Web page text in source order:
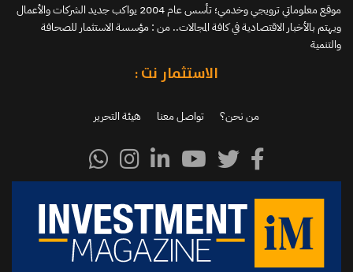
موقع معلوماتي ترويجي وخدمي؛ تأسس عام 2004 يواكب جديد الشركات والأعمال
ويهتم بالأخبار الاقتصادية في كافة المجالات.. من : مؤسسة الاستثمار للصحافة
والتنمية
الاستثمار نت :
من نحن؟ تواصل معنا هيئة التحرير